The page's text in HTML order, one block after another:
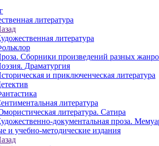
литература
литература
Сборники произведений разных
Драматургия
и приключенческая литература
литература
литература. Сатира
документальная проза.
и учебно-методические издания